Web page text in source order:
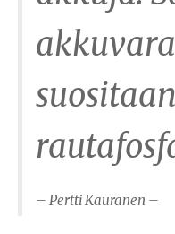
suositaan
– Pertti Kauranen –